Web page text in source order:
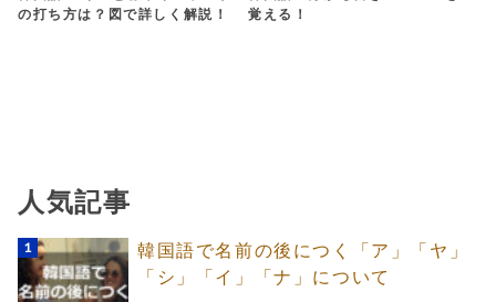
の打ち方は？図で詳しく解説！
覚える！
人気記事
韓国語で名前の後につく「ア」「ヤ」
「シ」「イ」「ナ」について